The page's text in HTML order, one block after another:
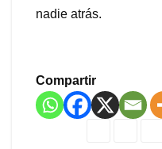
nadie atrás.
Compartir